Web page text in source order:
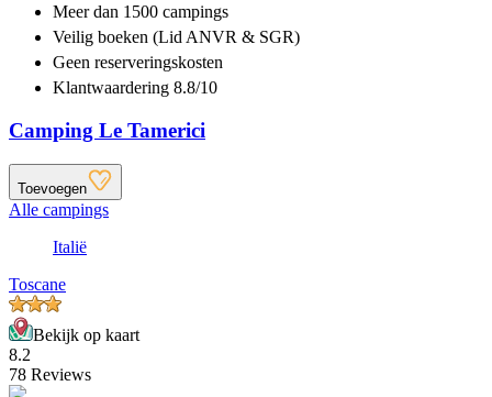
Meer dan 1500 campings
Veilig boeken (Lid ANVR & SGR)
Geen reserveringskosten
Klantwaardering 8.8/10
Camping Le Tamerici
Toevoegen
Alle campings
Italië
Toscane
Bekijk op kaart
8.2
78 Reviews